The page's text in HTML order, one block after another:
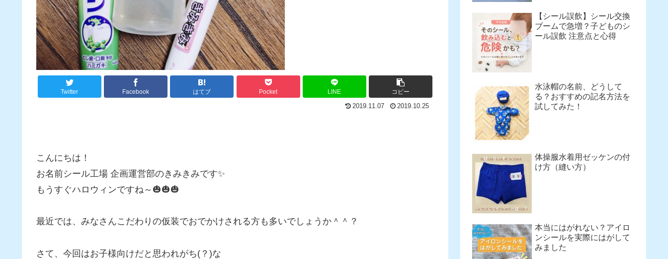
Twitter Facebook はてブ Pocket LINE コピー
2019.11.07 2019.10.25
こんにちは！
お名前シール工場 企画運営部のきみきみです✨
もうすぐハロウィンですね～🎃🎃🎃
最近では、みなさんこだわりの仮装でおでかけされる方も多いでしょうか＾＾？
さて、今回はお子様向けだと思われがち(？)な
【シール誤飲】シール交換
ブームで急増？子どものシ
ール誤飲 注意点と心得
水泳帽の名前、どうして
る？おすすめの記名方法を
試してみた！
体操服水着用ゼッケンの付
け方（縫い方）
本当にはがれない？アイロ
ンシールを実際にはがして
みました